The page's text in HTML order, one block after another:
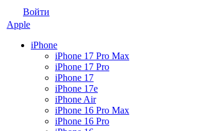
Войти
Apple
iPhone
iPhone 17 Pro Max
iPhone 17 Pro
iPhone 17
iPhone 17e
iPhone Air
iPhone 16 Pro Max
iPhone 16 Pro